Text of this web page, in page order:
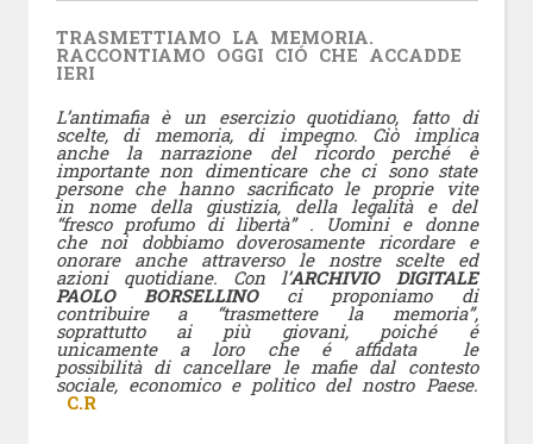
TRASMETTIAMO LA MEMORIA.
RACCONTIAMO OGGI CIÓ CHE ACCADDE
IERI
L’antimafia è un esercizio quotidiano, fatto di
scelte, di memoria, di impegno. Ciò implica
anche la narrazione del ricordo perché è
importante non dimenticare che ci sono state
persone che hanno sacrificato le proprie vite
in nome della giustizia, della legalità e del
“fresco profumo di libertà” . Uomini e donne
che noi dobbiamo doverosamente ricordare e
onorare anche attraverso le nostre scelte ed
azioni quotidiane. Con l’ARCHIVIO DIGITALE
PAOLO BORSELLINO ci proponiamo di
contribuire a “trasmettere la memoria”,
soprattutto ai più giovani, poiché é
unicamente a loro che é affidata le
possibilità di cancellare le mafie dal contesto
sociale, economico e politico del nostro Paese.
C.R